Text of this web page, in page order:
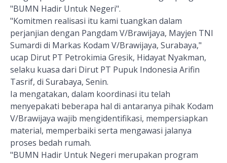
"BUMN Hadir Untuk Negeri".
"Komitmen realisasi itu kami tuangkan dalam
perjanjian dengan Pangdam V/Brawijaya, Mayjen TNI
Sumardi di Markas Kodam V/Brawijaya, Surabaya,"
ucap Dirut PT Petrokimia Gresik, Hidayat Nyakman,
selaku kuasa dari Dirut PT Pupuk Indonesia Arifin
Tasrif, di Surabaya, Senin.
Ia mengatakan, dalam koordinasi itu telah
menyepakati beberapa hal di antaranya pihak Kodam
V/Brawijaya wajib mengidentifikasi, mempersiapkan
material, memperbaiki serta mengawasi jalanya
proses bedah rumah.
"BUMN Hadir Untuk Negeri merupakan program